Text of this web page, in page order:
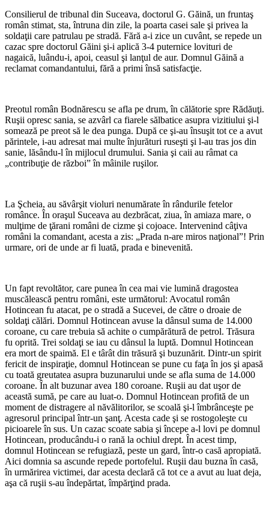
Consilierul de tribunal din Suceava, doctorul G. Găină, un fruntaş
român stimat, sta, întruna din zile, la poarta casei sale şi privea la
soldaţii care patrulau pe stradă. Fără a-i zice un cuvânt, se repede un
cazac spre doctorul Găini şi-i aplică 3-4 puternice lovituri de
nagaică, luându-i, apoi, ceasul şi lanţul de aur. Domnul Găină a
reclamat comandantului, fără a primi însă satisfacţie.
Preotul român Bodnărescu se afla pe drum, în călătorie spre Rădăuţi.
Ruşii opresc sania, se azvârl ca fiarele sălbatice asupra vizitiului şi-l
somează pe preot să le dea punga. După ce şi-au însuşit tot ce a avut
părintele, i-au adresat mai multe înjurături ruseşti şi l-au tras jos din
sanie, lăsându-l în mijlocul drumului. Sania şi caii au râmat ca
„contribuţie de război” în mâinile ruşilor.
La Şcheia, au săvârşit violuri nenumărate în rândurile fetelor
românce. În oraşul Suceava au dezbrăcat, ziua, în amiaza mare, o
mulţime de ţărani români de cizme şi cojoace. Intervenind câţiva
români la comandant, acesta a zis: „Prada n-are miros naţional”! Prin
urmare, ori de unde ar fi luată, prada e binevenită.
Un fapt revoltător, care punea în cea mai vie lumină dragostea
muscălească pentru români, este următorul: Avocatul român
Hotincean fu atacat, pe o stradă a Sucevei, de către o droaie de
soldaţi călări. Domnul Hotincean avuse la dânsul suma de 14.000
coroane, cu care trebuia să achite o cumpărătură de petrol. Trăsura
fu oprită. Trei soldaţi se iau cu dânsul la luptă. Domnul Hotincean
era mort de spaimă. El e târât din trăsură şi buzunărit. Dintr-un spirit
fericit de inspiraţie, domnul Hotincean se pune cu faţa în jos şi apasă
cu toată greutatea asupra buzunarului unde se afla suma de 14.000
coroane. În alt buzunar avea 180 coroane. Ruşii au dat uşor de
această sumă, pe care au luat-o. Domnul Hotincean profită de un
moment de distragere al năvălitorilor, se scoală şi-l îmbrânceşte pe
agresorul principal într-un şanţ. Acesta cade şi se rostogoleşte cu
picioarele în sus. Un cazac scoate sabia şi începe a-l lovi pe domnul
Hotincean, producându-i o rană la ochiul drept. În acest timp,
domnul Hotincean se refugiază, peste un gard, într-o casă apropiată.
Aici domnia sa ascunde repede portofelul. Ruşii dau buzna în casă,
în urmărirea victimei, dar acesta declară că tot ce a avut au luat deja,
aşa că ruşii s-au îndepărtat, împărţind prada.